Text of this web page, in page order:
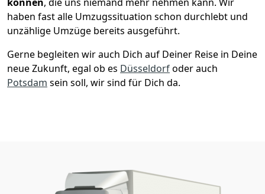
haben fast alle Umzugssituation schon durchlebt und
unzählige Umzüge bereits ausgeführt.
Gerne begleiten wir auch Dich auf Deiner Reise in Deine
neue Zukunft, egal ob es Düsseldorfoder auch
Potsdam sein soll, wir sind für Dich da.